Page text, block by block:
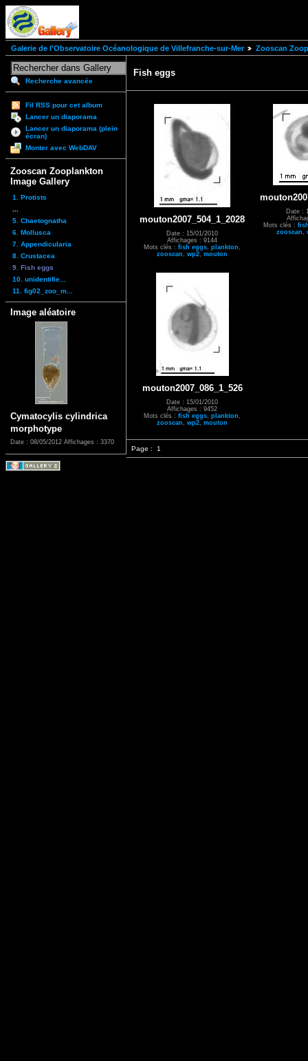
Galerie de l'Observatoire Océanologique de Villefranche-sur-Mer Zooscan
Recherche avancée
Fil RSS pour cet album
Lancer un diaporama
Lancer un diaporama (plein
écran)
Monter avec WebDAV
Zooscan Zooplankton
Image Gallery
1. Protists
5. Chaetognatha
6. Mollusca
7. Appendicularia
8. Crustacea
9. Fish eggs
10. unidentifie...
11. fig02_zoo_m...
Image aléatoire
Cymatocylis cylindrica
morphotype
Date : 08/05/2012 Affichages : 3370
Fish eggs
mouton2007_504_1_2028
Date : 15/01/2010
Affichages : 9144
Mots clés : fish eggs plankton
zooscan
wp2 mouton
Date :
Mots clés :
zooscan
mouton2007_086_1_526
Date : 15/01/2010
Affichages : 9452
Mots clés : fish eggs plankton
zooscan
wp2 mouton
Page : 1